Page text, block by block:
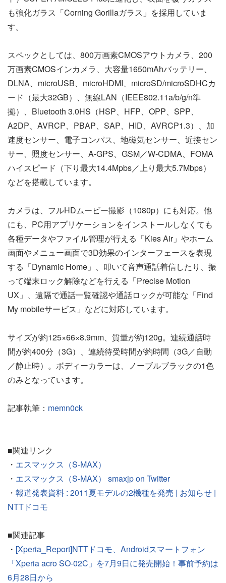
も強化ガラス「Corning Gorillaガラス」を採用していま
す。
スペックとしては、800万画素CMOSアウトカメラ、200
万画素CMOSインカメラ、大容量1650mAhバッテリー、
DLNA、microUSB、microHDMI、microSD/microSDHCカ
ード（最大32GB）、無線LAN（IEEE802.11a/b/g/n準
拠）、Bluetooth 3.0HS（HSP、HFP、OPP、SPP、
A2DP、AVRCP、PBAP、SAP、HID、AVRCP1.3）、加
速度センサー、電子コンパス、地磁気センサー、近接セン
サー、照度センサー、A-GPS、GSM／W-CDMA、FOMA
ハイスピード（下り最大14.4Mpbs／上り最大5.7Mbps）
などを搭載しています。
カメラは、フルHDムービー撮影（1080p）にも対応。他
にも、PC用アプリケーションをインストールしなくても
各種データやファイル管理が行える「Kies Air」やホーム
画面やメニュー画面で3D効果のインターフェースを表現
する「Dynamic Home」、叩いて音声通話着信したり、振
って端末ロック解除などを行える「Precise Motion
UX」、遠隔で通話一覧確認や通話ロックが可能な「Find
My mobileサービス」などに対応しています。
サイズが約125×66×8.9mm、質量が約120g。連続通話時
間が約400分（3G）、連続待受時間が約時間（3G／自動
／静止時）。ボディーカラーは、ノーブルブラックの1色
のみとなっています。
記事執筆： memn0ck
■関連リンク
・ エスマックス（S-MAX）
・ エスマックス（S-MAX） smaxjp on Twitter
・ 報道発表資料 : 2011夏モデルの2機種を発売 | お知らせ |
NTTドコモ
■関連記事
・ [Xperia_Report]NTTドコモ、Androidスマートフォン
「Xperia acro SO-02C」を7月9日に発売開始！事前予約は
6月28日から